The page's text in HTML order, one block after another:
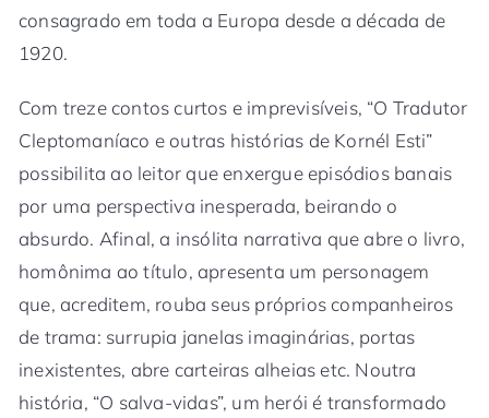
consagrado em toda a Europa desde a década de
1920.
Com treze contos curtos e imprevisíveis, “O Tradutor
Cleptomaníaco e outras histórias de Kornél Esti”
possibilita ao leitor que enxergue episódios banais
por uma perspectiva inesperada, beirando o
absurdo. Afinal, a insólita narrativa que abre o livro,
homônima ao título, apresenta um personagem
que, acreditem, rouba seus próprios companheiros
de trama: surrupia janelas imaginárias, portas
inexistentes, abre carteiras alheias etc. Noutra
história, “O salva-vidas”, um herói é transformado